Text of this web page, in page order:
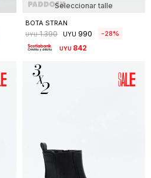
Seleccionar talle
BOTA STRAN
UYU 1.390 UYU 990 28
UYU 842